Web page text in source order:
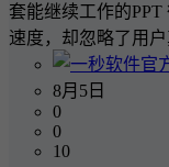
套能继续工作的
速度，却忽略了用
8月5日
0
0
10